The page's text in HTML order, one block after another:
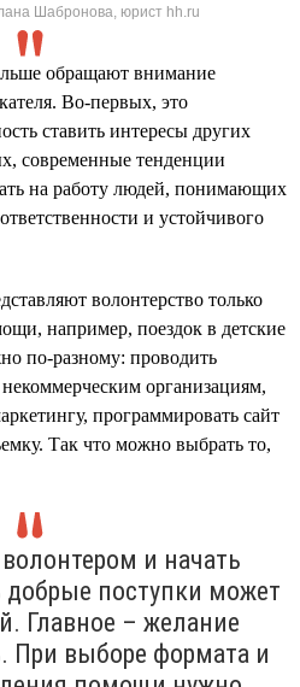
Шабронова, юрист hh.ru
обращают внимание
Во-первых, это
ставить интересы других
современные тенденции
на работу людей, понимающих
и устойчивого
волонтерство только
например, поездок в детские
по-разному: проводить
организациям,
программировать сайт
Так что можно выбрать то,
волонтером и начать
добрые поступки может
Главное – желание
При выборе формата и